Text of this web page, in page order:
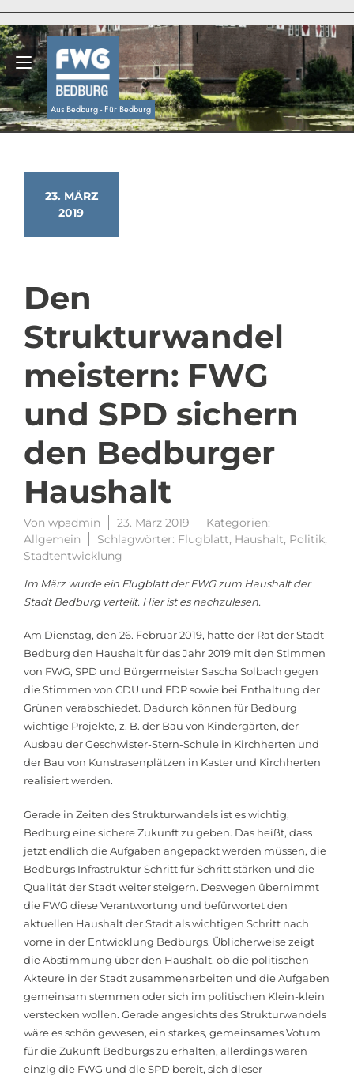
springen
Aus Bedburg - Für Bedburg
Navigation umschalten
23. MÄRZ
2019
Den
Strukturwandel
meistern: FWG
und SPD sichern
den Bedburger
Haushalt
Von wpadmin 23. März 2019
Kategorien:
Allgemein
Schlagwörter: Flugblatt, Haushalt, Politik,
Stadtentwicklung
Im März wurde ein Flugblatt der FWG zum Haushalt der
Stadt Bedburg verteilt. Hier ist es nachzulesen.
Am Dienstag, den 26. Februar 2019, hatte der Rat der Stadt
Bedburg den Haushalt für das Jahr 2019 mit den Stimmen
von FWG, SPD und Bürgermeister Sascha Solbach gegen
die Stimmen von CDU und FDP sowie bei Enthaltung der
Grünen verabschiedet. Dadurch können für Bedburg
wichtige Projekte, z. B. der Bau von Kindergärten, der
Ausbau der Geschwister-Stern-Schule in Kirchherten und
der Bau von Kunstrasenplätzen in Kaster und Kirchherten
realisiert werden.
Gerade in Zeiten des Strukturwandels ist es wichtig,
Bedburg eine sichere Zukunft zu geben. Das heißt, dass
jetzt endlich die Aufgaben angepackt werden müssen, die
Bedburgs Infrastruktur Schritt für Schritt stärken und die
Qualität der Stadt weiter steigern. Deswegen übernimmt
die FWG diese Verantwortung und befürwortet den
aktuellen Haushalt der Stadt als wichtigen Schritt nach
vorne in der Entwicklung Bedburgs. Üblicherweise zeigt
die Abstimmung über den Haushalt, ob die politischen
Akteure in der Stadt zusammenarbeiten und die Aufgaben
gemeinsam stemmen oder sich im politischen Klein-klein
verstecken wollen. Gerade angesichts des Strukturwandels
wäre es schön gewesen, ein starkes, gemeinsames Votum
für die Zukunft Bedburgs zu erhalten, allerdings waren
einzig die FWG und die SPD bereit, sich dieser